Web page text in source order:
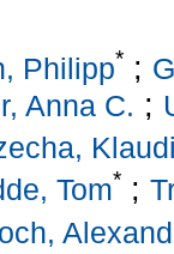
Philipp* ;
Anna C. ;
Tom* ;